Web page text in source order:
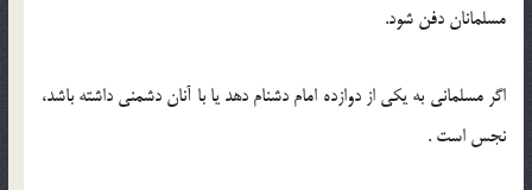
مسلمانان دفن شود.
اگر مسلمانی به یکی از دوازده امام دشنام دهد یا با آنان دشمنی داشته باشد،
نجس است .